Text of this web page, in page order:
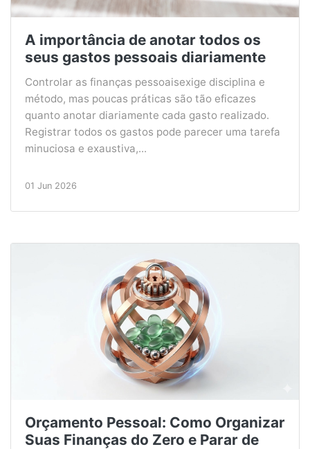
A importância de anotar todos os
seus gastos pessoais diariamente
Controlar as finanças pessoaisexige disciplina e
método, mas poucas práticas são tão eficazes
quanto anotar diariamente cada gasto realizado.
Registrar todos os gastos pode parecer uma tarefa
minuciosa e exaustiva,...
01 Jun 2026
Orçamento Pessoal: Como Organizar
Suas Finanças do Zero e Parar de